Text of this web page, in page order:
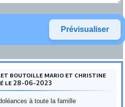
boutoille mario et christine
le 28-06-2023
à toute la famille